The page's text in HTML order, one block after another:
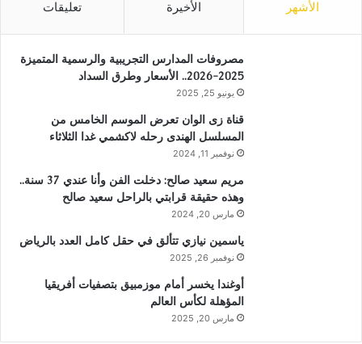
الأشهر الأخيرة تعليقات
مصروفات المدارس التجريبية والرسمية المتميزة
2025-2026.. الأسعار وطرق السداد
يونيو 25, 2025
قناة زى الوان تعرض الموسم الخامس من
المسلسل الهندى رحله لاكشمي غدا الثلاثاء
نوفمبر 11, 2024
مريم سعيد صالح: دخلت الفن وأنا عندي 37 سنة..
وهذه حقيقة قرابتي بالراحل سعيد صالح
مارس 20, 2024
ياسمين نيازي تتألق في حقل كامل العدد بالرياض
نوفمبر 26, 2025
أوغندا يخسر أمام موزمبيق بتصفيات أفريقيا
المؤهلة لكأس العالم
مارس 20, 2025